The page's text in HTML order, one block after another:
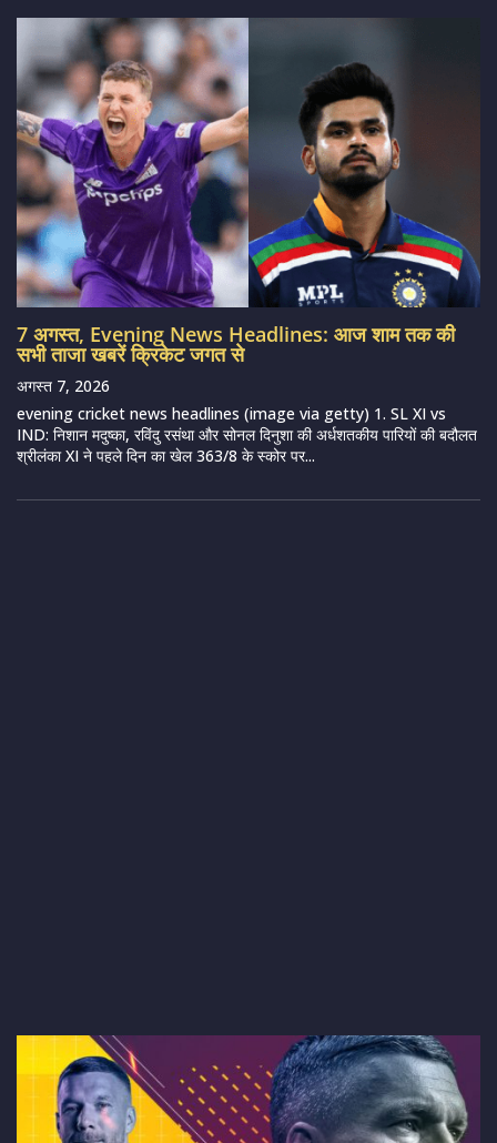
7 अगस्त, Evening News Headlines: आज शाम तक की
सभी ताजा खबरें क्रिकेट जगत से
अगस्त 7, 2026
evening cricket news headlines (image via getty) 1. SL XI vs
IND: निशान मदुष्का, रविंदु रसंथा और सोनल दिनुशा की अर्धशतकीय पारियों की बदौलत
श्रीलंका XI ने पहले दिन का खेल 363/8 के स्कोर पर...